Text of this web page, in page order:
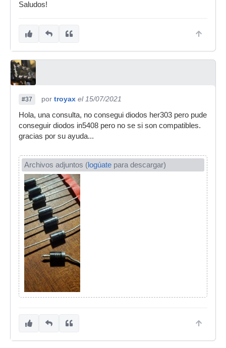
Saludos!
#37 por troyax el 15/07/2021
Hola, una consulta, no consegui diodos her303 pero pude
conseguir diodos in5408 pero no se si son compatibles.
gracias por su ayuda...
Archivos adjuntos (logúate para descargar)